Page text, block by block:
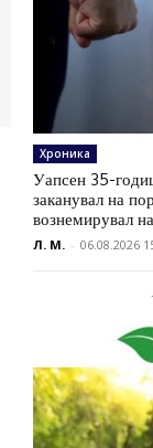
Хроника
Уапсен 35-
заканувал на
вознемирувал
Л. М. - 06.08.2026